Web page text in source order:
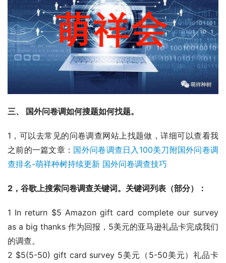
三、 国外问卷调如何搜题如何找题。
1，可以去常见的问卷调查网站上找题做，详细可以查看我
之前的一篇文章： 国外问卷调查日入100美刀附国外问卷调
查排名-萌祥种树持续更新 国外问卷调查技巧
2，谷歌上搜索问卷调查关键词。关键词列表（部分）：
1 In return $5 Amazon gift card complete our survey
as a big thanks 作为回报，5美元的亚马逊礼品卡完成我们
的调查。
2 $5(5-50) gift card survey 5美元（5-50美元）礼品卡